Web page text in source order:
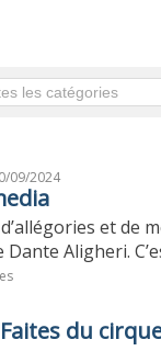
09/2024
et de
Dante Aligheri.
du